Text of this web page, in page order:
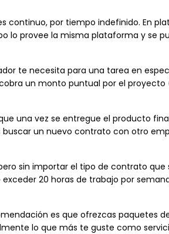
continuo, por tiempo indefinido. En
lo provee la misma plataforma y se
te necesita para una tarea en
un monto puntual por el proyecto
una vez se entregue el producto
un nuevo contrato con otro
sin importar el tipo de contrato que
20 horas de trabajo por
es que ofrezcas paquetes
lo que más te guste como